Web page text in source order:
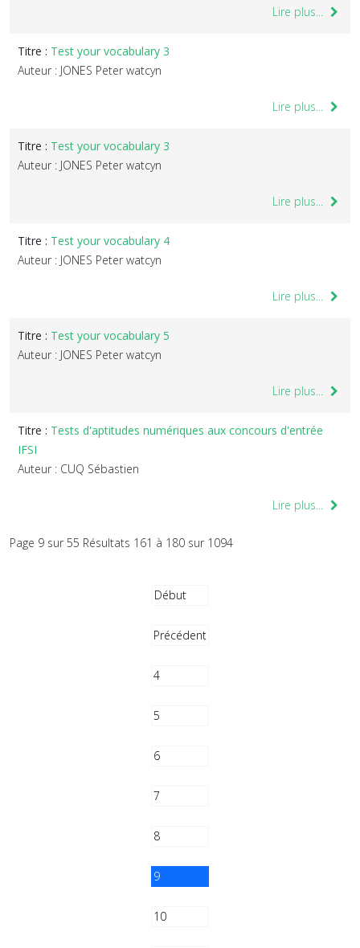
Lire plus...
Titre : Test your vocabulary 3
Auteur : JONES Peter watcyn
Lire plus...
Titre : Test your vocabulary 3
Auteur : JONES Peter watcyn
Lire plus...
Titre : Test your vocabulary 4
Auteur : JONES Peter watcyn
Lire plus...
Titre : Test your vocabulary 5
Auteur : JONES Peter watcyn
Lire plus...
Titre : Tests d'aptitudes numériques aux concours d'entrée
IFSI
Auteur : CUQ Sébastien
Lire plus...
Page 9 sur 55 Résultats 161 à 180 sur 1094
Début
Précédent
4
5
6
7
8
9
10